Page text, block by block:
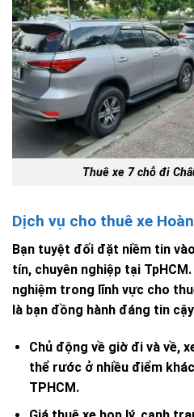
Thuê xe 7 chỗ đi
Dịch vụ cho thuê xe
Bạn tuyệt đối đặt niềm tin
tín, chuyên nghiệp tại
nghiệm trong lĩnh vực cho
là bạn đồng hành đáng tin
Chủ động về giờ đi và về,
thể rước ở nhiều điểm
TPHCM.